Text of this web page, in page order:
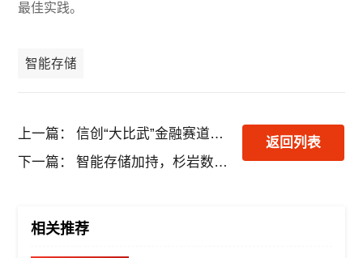
最佳实践。
智能存储
上一篇：
信创“大比武”金融赛道收官，杉岩数据联合东方证券荣获专项奖
下一篇：
智能存储加持，杉岩数据赋能中国智慧工厂建设与运维
返回列表
相关推荐